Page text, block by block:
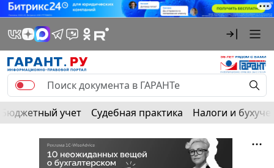
Бюджетный учет Судебная практика Налоги и